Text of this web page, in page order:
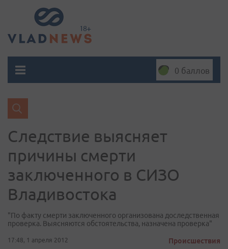
0 баллов
Следствие выясняет
причины смерти
заключенного в СИЗО
Владивостока
"По факту смерти заключенного организована доследственная
проверка. Выясняются обстоятельства, назначена проверка"
17:48, 1 апреля 2012 Происшествия